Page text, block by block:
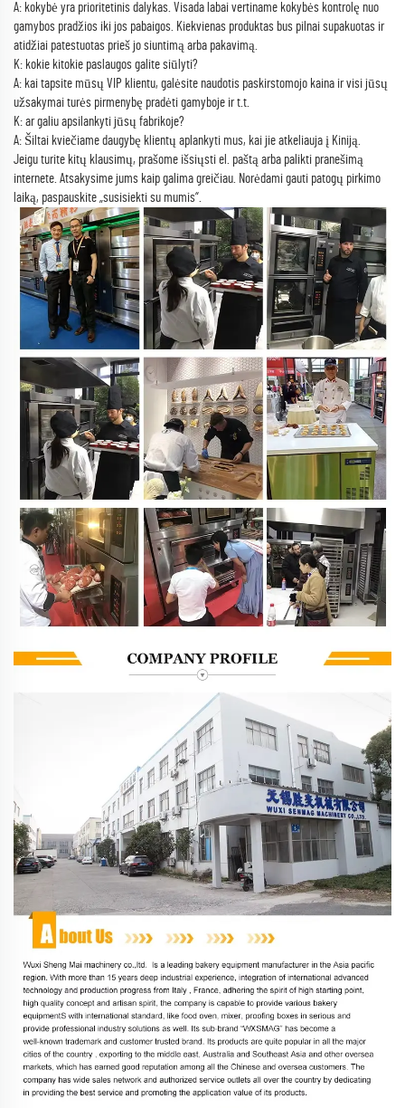
A: kokybė yra prioritetinis dalykas. Visada labai vertiname kokybės kontrolę nuo
gamybos pradžios iki jos pabaigos. Kiekvienas produktas bus pilnai supakuotas ir
atidžiai patestuotas prieš jo siuntimą arba pakavimą.
K: kokie kitokie paslaugos galite siūlyti?
A: kai tapsite mūsų VIP klientu, galėsite naudotis paskirstomojo kaina ir visi jūsų
užsakymai turės pirmenybę pradėti gamyboje ir t.t.
K: ar galiu apsilankyti jūsų fabrikoje?
A: Šiltai kviečiame daugybę klientų aplankyti mus, kai jie atkeliauja į Kiniją.
Jeigu turite kitų klausimų, prašome išsiųsti el. paštą arba palikti pranešimą
internete. Atsakysime jums kaip galima greičiau. Norėdami gauti patogų pirkimo
laiką, paspauskite „susisiekti su mumis“.